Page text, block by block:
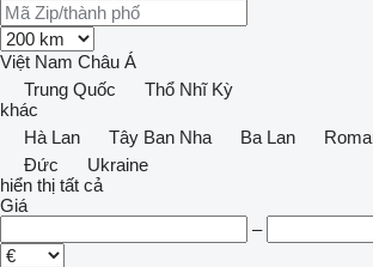
Việt Nam Châu Á
Trung Quốc
Thổ Nhĩ Kỳ
khác
Hà Lan
Tây Ban Nha Ba Lan
Đức
Ukraine
hiển thị tất cả
Giá
–